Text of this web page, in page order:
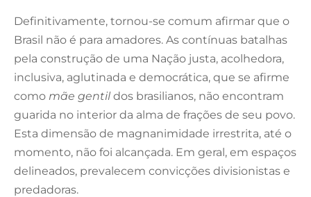
Definitivamente, tornou-se comum afirmar que o
Brasil não é para amadores. As contínuas batalhas
pela construção de uma Nação justa, acolhedora,
inclusiva, aglutinada e democrática, que se afirme
como mãe gentil dos brasilianos, não encontram
guarida no interior da alma de frações de seu povo.
Esta dimensão de magnanimidade irrestrita, até o
momento, não foi alcançada. Em geral, em espaços
delineados, prevalecem convicções divisionistas e
predadoras.